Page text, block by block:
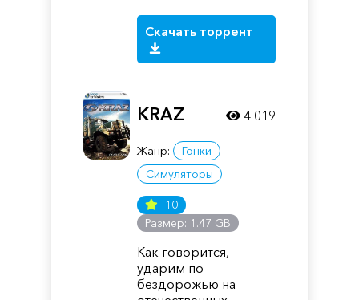
Скачать торрент
KRAZ
Жанр:
Гонки
Симуляторы
10
Размер: 1.47 GB
Как говорится,
ударим по
бездорожью на
4 019